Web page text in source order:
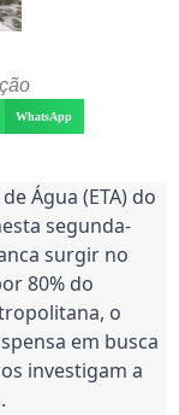
WhatsApp
Água (ETA) do
segunda-
surgir no
80% do
o
em busca
investigam a